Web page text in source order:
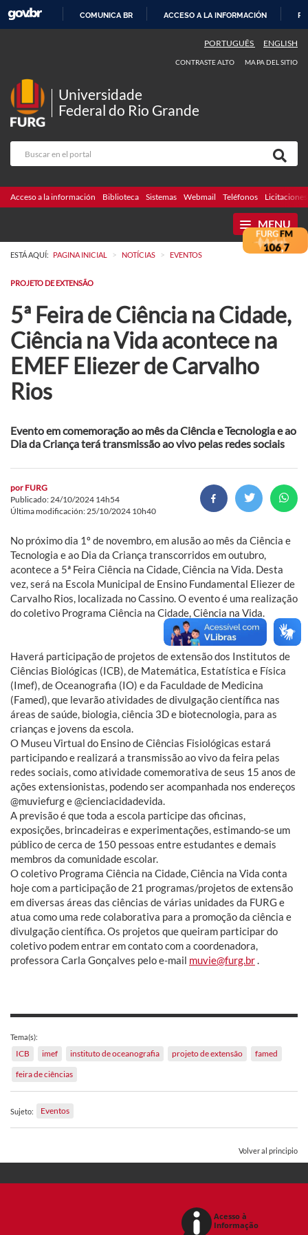
CONTENIDO
COMUNICA BR ACCESO A LA INFORMACIÓN
PORTUGUÊS ENGLISH
CONTRASTE ALTO MAPA DEL SITIO
Universidade
Federal do Rio Grande
Acceso a la información Biblioteca Sistemas Webmail Teléfonos Licitaciones
MENU
ESTÁ AQUÍ: PAGINA INICIAL > NOTÍCIAS > EVENTOS
PROJETO DE EXTENSÃO
5ª Feira de Ciência na Cidade,
Ciência na Vida acontece na
EMEF Eliezer de Carvalho
Rios
Evento em comemoração ao mês da Ciência e Tecnologia e ao
Dia da Criança terá transmissão ao vivo pelas redes sociais
por FURG
Publicado: 24/10/2024 14h54
Última modificación: 25/10/2024 10h40
No próximo dia 1º de novembro, em alusão ao mês da Ciência e
Tecnologia e ao Dia da Criança transcorridos em outubro,
acontece a 5ª Feira Ciência na Cidade, Ciência na Vida. Desta
vez, será na Escola Municipal de Ensino Fundamental Eliezer de
Carvalho Rios, localizada no Cassino. O evento é uma realização
do coletivo Programa Ciência na Cidade, Ciência na Vida.
Haverá participação de projetos de extensão dos Institutos de
Ciências Biológicas (ICB), de Matemática, Estatística e Física
(Imef), de Oceanografia (IO) e da Faculdade de Medicina
(Famed), que levarão atividades de divulgação científica nas
áreas de saúde, biologia, ciência 3D e biotecnologia, para as
crianças e jovens da escola.
O Museu Virtual do Ensino de Ciências Fisiológicas estará
participando e realizará a transmissão ao vivo da feira pelas
redes sociais, como atividade comemorativa de seus 15 anos de
ações extensionistas, podendo ser acompanhada nos endereços
@muviefurg e @cienciacidadevida.
A previsão é que toda a escola participe das oficinas,
exposições, brincadeiras e experimentações, estimando-se um
público de cerca de 150 pessoas entre estudantes e demais
membros da comunidade escolar.
O coletivo Programa Ciência na Cidade, Ciência na Vida conta
hoje com a participação de 21 programas/projetos de extensão
em diversas áreas das ciências de várias unidades da FURG e
atua como uma rede colaborativa para a promoção da ciência e
divulgação científica. Os projetos que queiram participar do
coletivo podem entrar em contato com a coordenadora,
professora Carla Gonçalves pelo e-mail muvie@furg.br
Tema(s):
ICB imef instituto de oceanografia projeto de extensão
famed
feira de ciências
Sujeto: Eventos
Volver al principio